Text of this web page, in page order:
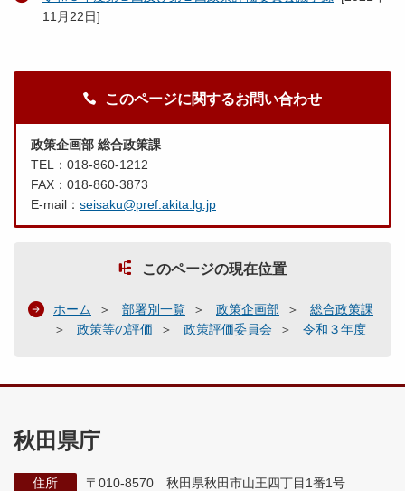
11月22日]
このページに関するお問い合わせ
政策企画部 総合政策課
TEL：018-860-1212
FAX：018-860-3873
E-mail： seisaku@pref.akita.lg.jp
このページの現在位置
ホーム 部署別一覧 政策企画部
総合政策課
政策等の評価
政策評価委員会 令和３年度
秋田県庁
住所
〒010-8570 秋田県秋田市山王四丁目1番1号